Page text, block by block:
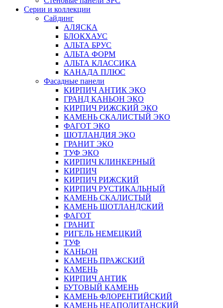
Серии и коллекции
Сайдинг
АЛЯСКА
БЛОКХАУС
АЛЬТА БРУС
АЛЬТА ФОРМ
АЛЬТА КЛАССИКА
КАНАДА ПЛЮС
Фасадные панели
КИРПИЧ АНТИК ЭКО
ГРАНД КАНЬОН ЭКО
КИРПИЧ РИЖСКИЙ ЭКО
КАМЕНЬ СКАЛИСТЫЙ ЭКО
ФАГОТ ЭКО
ШОТЛАНДИЯ ЭКО
ГРАНИТ ЭКО
ТУФ ЭКО
КИРПИЧ КЛИНКЕРНЫЙ
КИРПИЧ
КИРПИЧ РИЖСКИЙ
КИРПИЧ РУСТИКАЛЬНЫЙ
КАМЕНЬ СКАЛИСТЫЙ
КАМЕНЬ ШОТЛАНДСКИЙ
ФАГОТ
ГРАНИТ
РИГЕЛЬ НЕМЕЦКИЙ
ТУФ
КАНЬОН
КАМЕНЬ ПРАЖСКИЙ
КАМЕНЬ
КИРПИЧ АНТИК
БУТОВЫЙ КАМЕНЬ
КАМЕНЬ ФЛОРЕНТИЙСКИЙ
КАМЕНЬ НЕАПОЛИТАНСКИЙ